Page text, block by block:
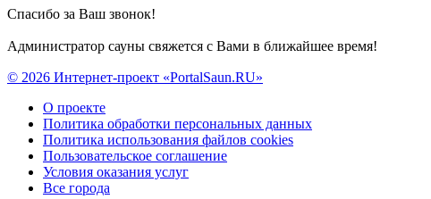
Спасибо за Ваш звонок!
Администратор сауны свяжется с Вами в ближайшее время!
© 2026 Интернет-проект «PortalSaun.RU»
О проекте
Политика обработки персональных данных
Политика использования файлов cookies
Пользовательское соглашение
Условия оказания услуг
Все города